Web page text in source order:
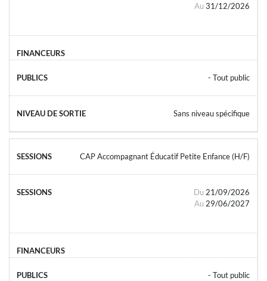
Au 31/12/2026
- Tout public
Sans niveau spécifique
CAP Accompagnant Éducatif Petite Enfance (H/F)
Du 21/09/2026
Au 29/06/2027
- Tout public